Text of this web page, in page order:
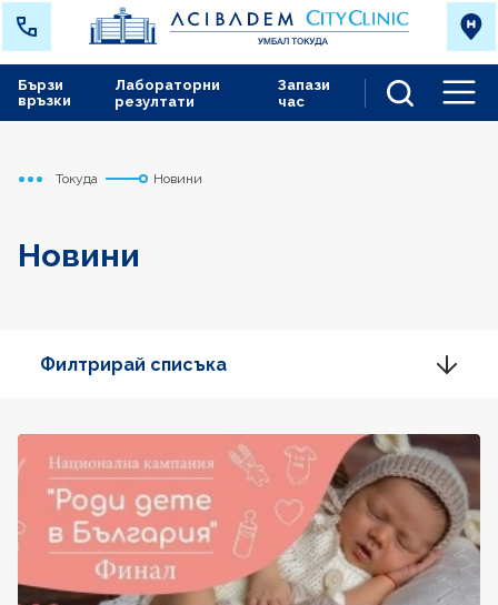
Лабораторни
резултати
Запази
час
Бързи
връзки
Начало
Токуда Новини
Новини
Филтрирай списъка